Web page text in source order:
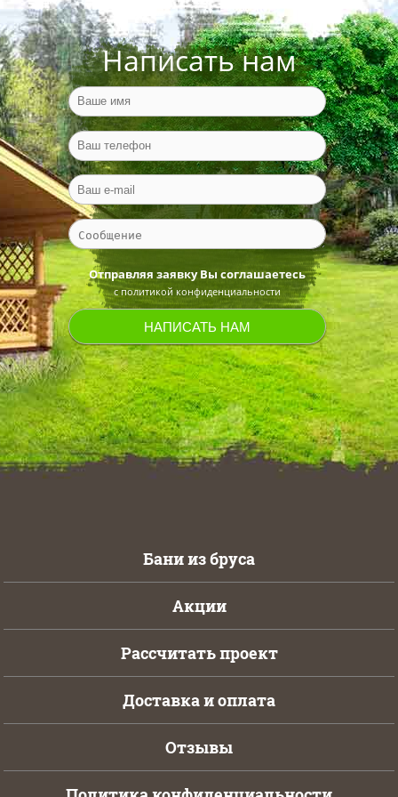
Написать нам
Отправляя заявку Вы соглашаетесь
с политикой конфиденциальности
Бани из бруса
Акции
Рассчитать проект
Доставка и оплата
Отзывы